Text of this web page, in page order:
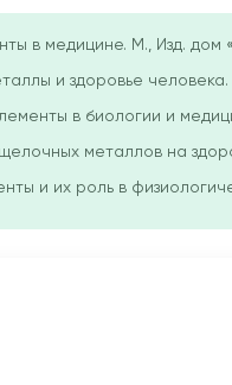
в медицине. М., Изд. дом
и здоровье человека.
в биологии и
металлов на
и их роль в